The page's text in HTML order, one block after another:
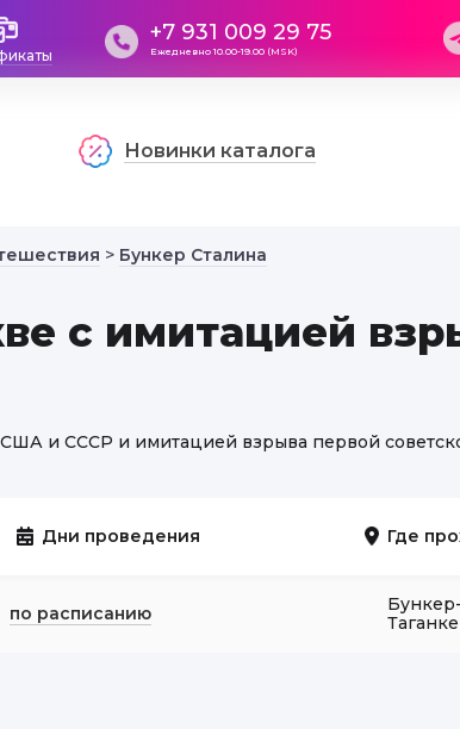
+7 931 009 29 75
Ежедневно 10.00-19.00 (MSK)
Новинки каталога
> Бункер Сталина
с имитацией
и СССР и имитацией взрыва первой
Дни проведения Где
по расписанию
Таганке